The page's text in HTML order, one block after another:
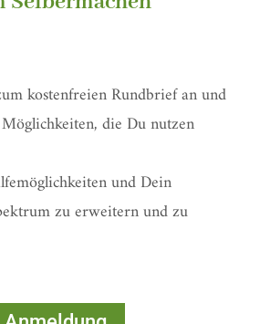
kostenfreien Rundbrief an und
die Du nutzen
und Dein
zu erweitern und zu